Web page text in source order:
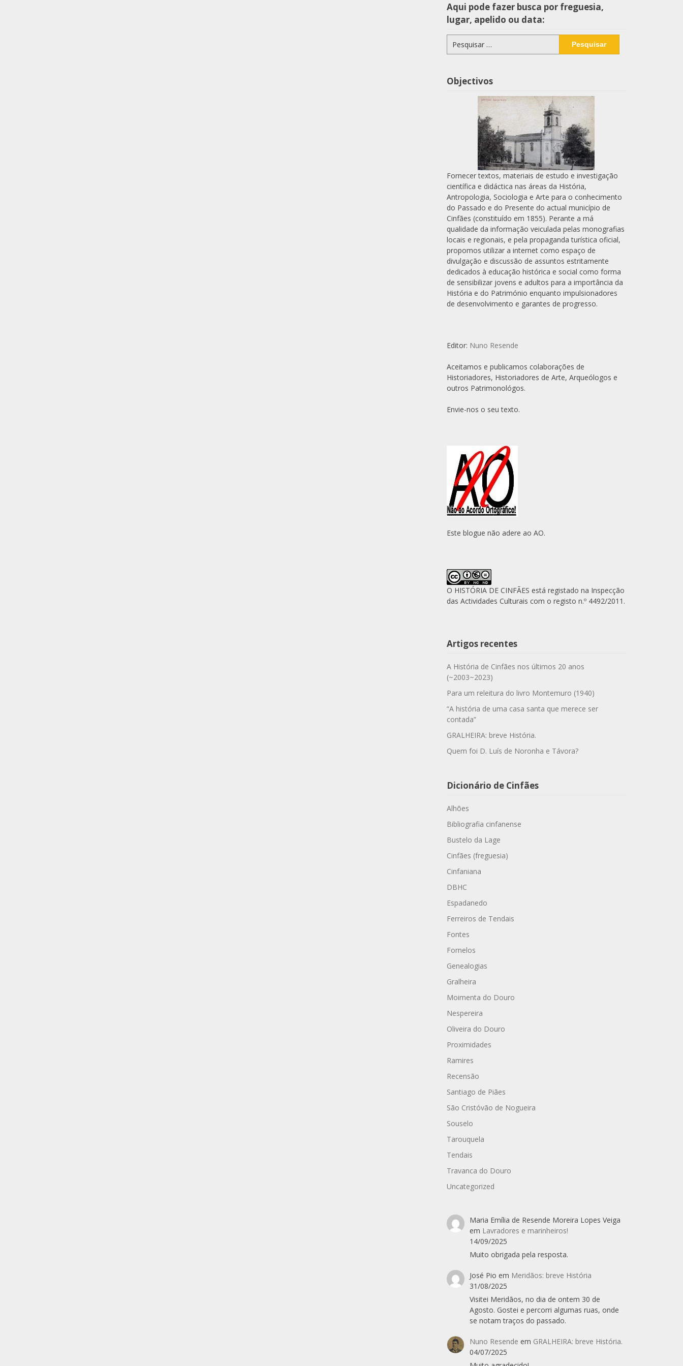
Aqui pode fazer busca por freguesia,
lugar, apelido ou data:
por:
Objectivos
Fornecer textos, materiais de estudo e investigação
científica e didáctica nas áreas da História,
Antropologia, Sociologia e Arte para o conhecimento
do Passado e do Presente do actual município de
Cinfães (constituído em 1855). Perante a má
qualidade da informação veiculada pelas monografias
locais e regionais, e pela propaganda turística oficial,
propomos utilizar a internet como espaço de
divulgação e discussão de assuntos estritamente
dedicados à educação histórica e social como forma
de sensibilizar jovens e adultos para a importância da
História e do Património enquanto impulsionadores
de desenvolvimento e garantes de progresso.
Editor: Nuno Resende
Aceitamos e publicamos colaborações de
Historiadores, Historiadores de Arte, Arqueólogos e
outros Patrimonológos.
Envie-nos o seu texto.
Este blogue não adere ao AO.
O HISTÓRIA DE CINFÃES está registado na Inspecção
das Actividades Culturais com o registo n.º 4492/2011.
Artigos recentes
A História de Cinfães nos últimos 20 anos
(~2003~2023)
Para um releitura do livro Montemuro (1940)
“A história de uma casa santa que merece ser
contada”
GRALHEIRA: breve História.
Quem foi D. Luís de Noronha e Távora?
Dicionário de Cinfães
Alhões
Bibliografia cinfanense
Bustelo da Lage
Cinfães (freguesia)
Cinfaniana
DBHC
Espadanedo
Ferreiros de Tendais
Fontes
Fornelos
Genealogias
Gralheira
Moimenta do Douro
Nespereira
Oliveira do Douro
Proximidades
Ramires
Recensão
Santiago de Piães
São Cristóvão de Nogueira
Souselo
Tarouquela
Tendais
Travanca do Douro
Uncategorized
Maria Emília de Resende Moreira Lopes Veiga
em Lavradores e marinheiros!
14/09/2025
Muito obrigada pela resposta.
José Pio em Meridãos: breve História
31/08/2025
Visitei Meridãos, no dia de ontem 30 de
Agosto. Gostei e percorri algumas ruas, onde
se notam traços do passado.
Nuno Resende em GRALHEIRA: breve História.
04/07/2025